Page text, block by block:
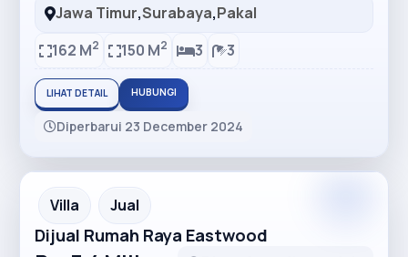
Jawa Timur,Surabaya,Pakal
162 M2 150 M2 3 3
LIHAT DETAIL HUBUNGI
Diperbarui 23 December 2024
Recommended
Villa Jual
Dijual Rumah Raya Eastwood